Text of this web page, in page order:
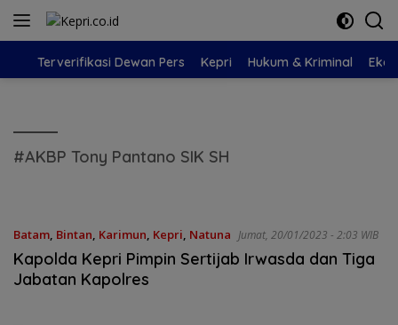
Langsung
Terverifikasi Dewan Pers Kepri Hukum & Kriminal
#AKBP Tony Pantano SIK SH
Batam, Bintan, Karimun, Kepri, Natuna Jumat, 20/01/2023 - 2:03 WIB
Kapolda Kepri Pimpin Sertijab Irwasda dan Tiga
Jabatan Kapolres